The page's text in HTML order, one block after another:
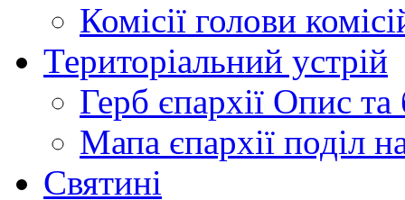
Комісії голови
Територіальний устрій
Герб єпархії Опис та
Мапа єпархії поділ
Святині